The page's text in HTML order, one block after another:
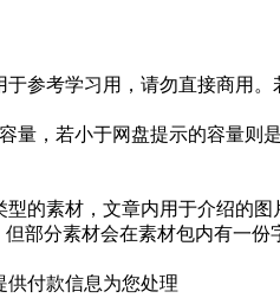
参考学习用，请勿直接商用
量，若小于网盘提示的容量
的素材，文章内用于介绍的
部分素材会在素材包内有一份
供付款信息为您处理